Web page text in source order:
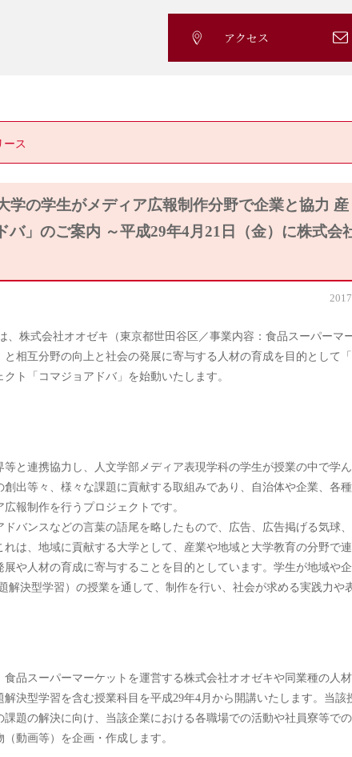
アクセス
ース
学の学生がメディア広報制作分野で企業と協力 産
」のご案内 ～平成29年4月21日（金）に株式会
株式会社オオゼキ（東京都世田谷区／事業内容：食品スーパーマ
相互分野の向上と社会の発展に寄与する人材の育成を目的として
ト「コマジョアドバ」を始動いたします。
と連携協力し、人文学部メディア表現学科の学生が授業の中で学
出等々、様々な課題に貢献する取組みであり、自治体や企業、各
報制作を行うプロジェクトです。
ドバンスなどの言葉の語尾を略したもので、広告、広告掲げる気球
は、地域に貢献する大学として、産業や地域と大学教育の分野で
や人材の育成に寄与することを目的としています。学生が地域や
解決型学習）の授業を通して、制作を行い、社会が求める実践力や
品スーパーマーケットを運営する株式会社オオゼキや同業種の人
決型学習を含む授業科目を平成29年4月から開講いたします。当該
題の解決に向け、当該企業における各職場での活動や社員寮等で
動画等）を企画・作成します。